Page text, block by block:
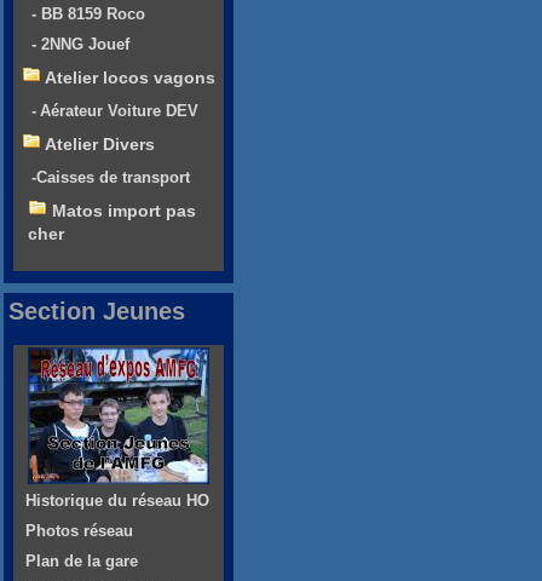
- BB 8159 Roco
- 2NNG Jouef
Atelier locos vagons
- Aérateur Voiture DEV
Atelier Divers
-Caisses de transport
Matos import pas
cher
Section Jeunes
Historique du réseau HO
Photos réseau
Plan de la gare